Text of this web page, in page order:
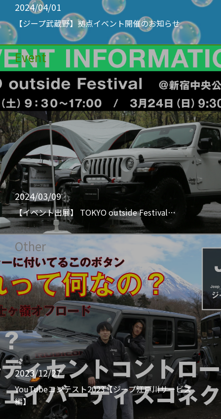
2024/04/01
【ジープ武蔵野】拠点イベント開催のお知らせ
Event
2024/03/09
【イベント出展】 TOKYO outside Festival…
Other
2023/12/27
YouTubeコンテスト2023【ジープ江戸川サービス
編】